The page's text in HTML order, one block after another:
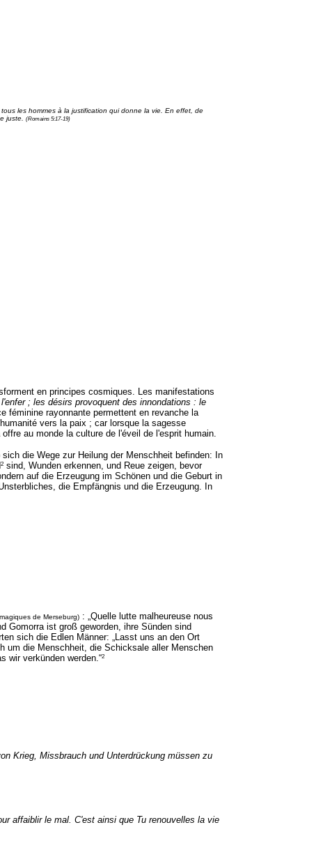
les hommes à la justification qui donne la vie. En effet, de
juste.
(Romains 5:17-19)
en principes cosmiques. Les manifestations
; les désirs provoquent des innondations : le
féminine rayonnante permettent en revanche la
vers la paix ; car lorsque la sagesse
au monde la culture de l'éveil de l'esprit humain.
die Wege zur Heilung der Menschheit befinden: In
2 sind, Wunden erkennen, und Reue zeigen, bevor
auf die Erzeugung im Schönen und die Geburt in
die Empfängnis und die Erzeugung. In
de Merseburg) : „Quelle lutte malheureuse nous
Gomorra ist groß geworden, ihre Sünden sind
sich die Edlen Männer: „Lasst uns an den Ort
um die Menschheit, die Schicksale aller Menschen
wir verkünden werden.“2
Krieg, Missbrauch und Unterdrückung müssen zu
affaiblir le mal. C'est ainsi que Tu renouvelles la vie